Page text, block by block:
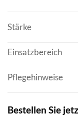
Stärke
Einsatzbereich
Pflegehinweise
Bestellen Sie